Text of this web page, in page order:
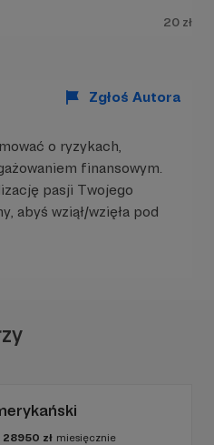
Stowarzyszenie „8
w sezonie. Dlatego
Twoje wsparcie.
zawodników?
trenerskiego, walka
i 100% frekwencja na
zawodników.
DO NAS.
20 zł
Zgłoś Autora
o ryzykach,
finansowym.
pasji Twojego
abyś wziął/wzięła pod
28950 zł miesięcznie